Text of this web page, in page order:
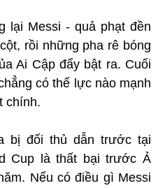
lại Messi - quả phạt đền
rồi những pha rê bóng
Ai Cập đẩy bật ra. Cuối
có thế lực nào mạnh
chính.
bị đối thủ dẫn trước tại
Cup là thất bại trước Ả
Nếu có điều gì Messi